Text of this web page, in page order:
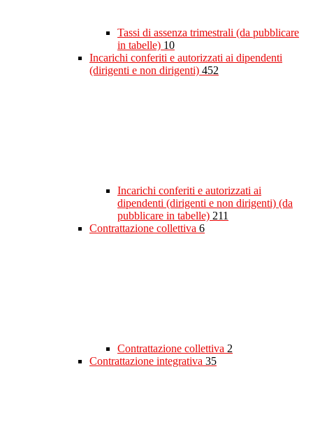
Tassi di assenza trimestrali (da pubblicare
in tabelle) 10
Incarichi conferiti e autorizzati ai dipendenti
(dirigenti e non dirigenti) 452
Incarichi conferiti e autorizzati ai
dipendenti (dirigenti e non dirigenti) (da
pubblicare in tabelle) 211
Contrattazione collettiva 6
Contrattazione collettiva 2
Contrattazione integrativa 35